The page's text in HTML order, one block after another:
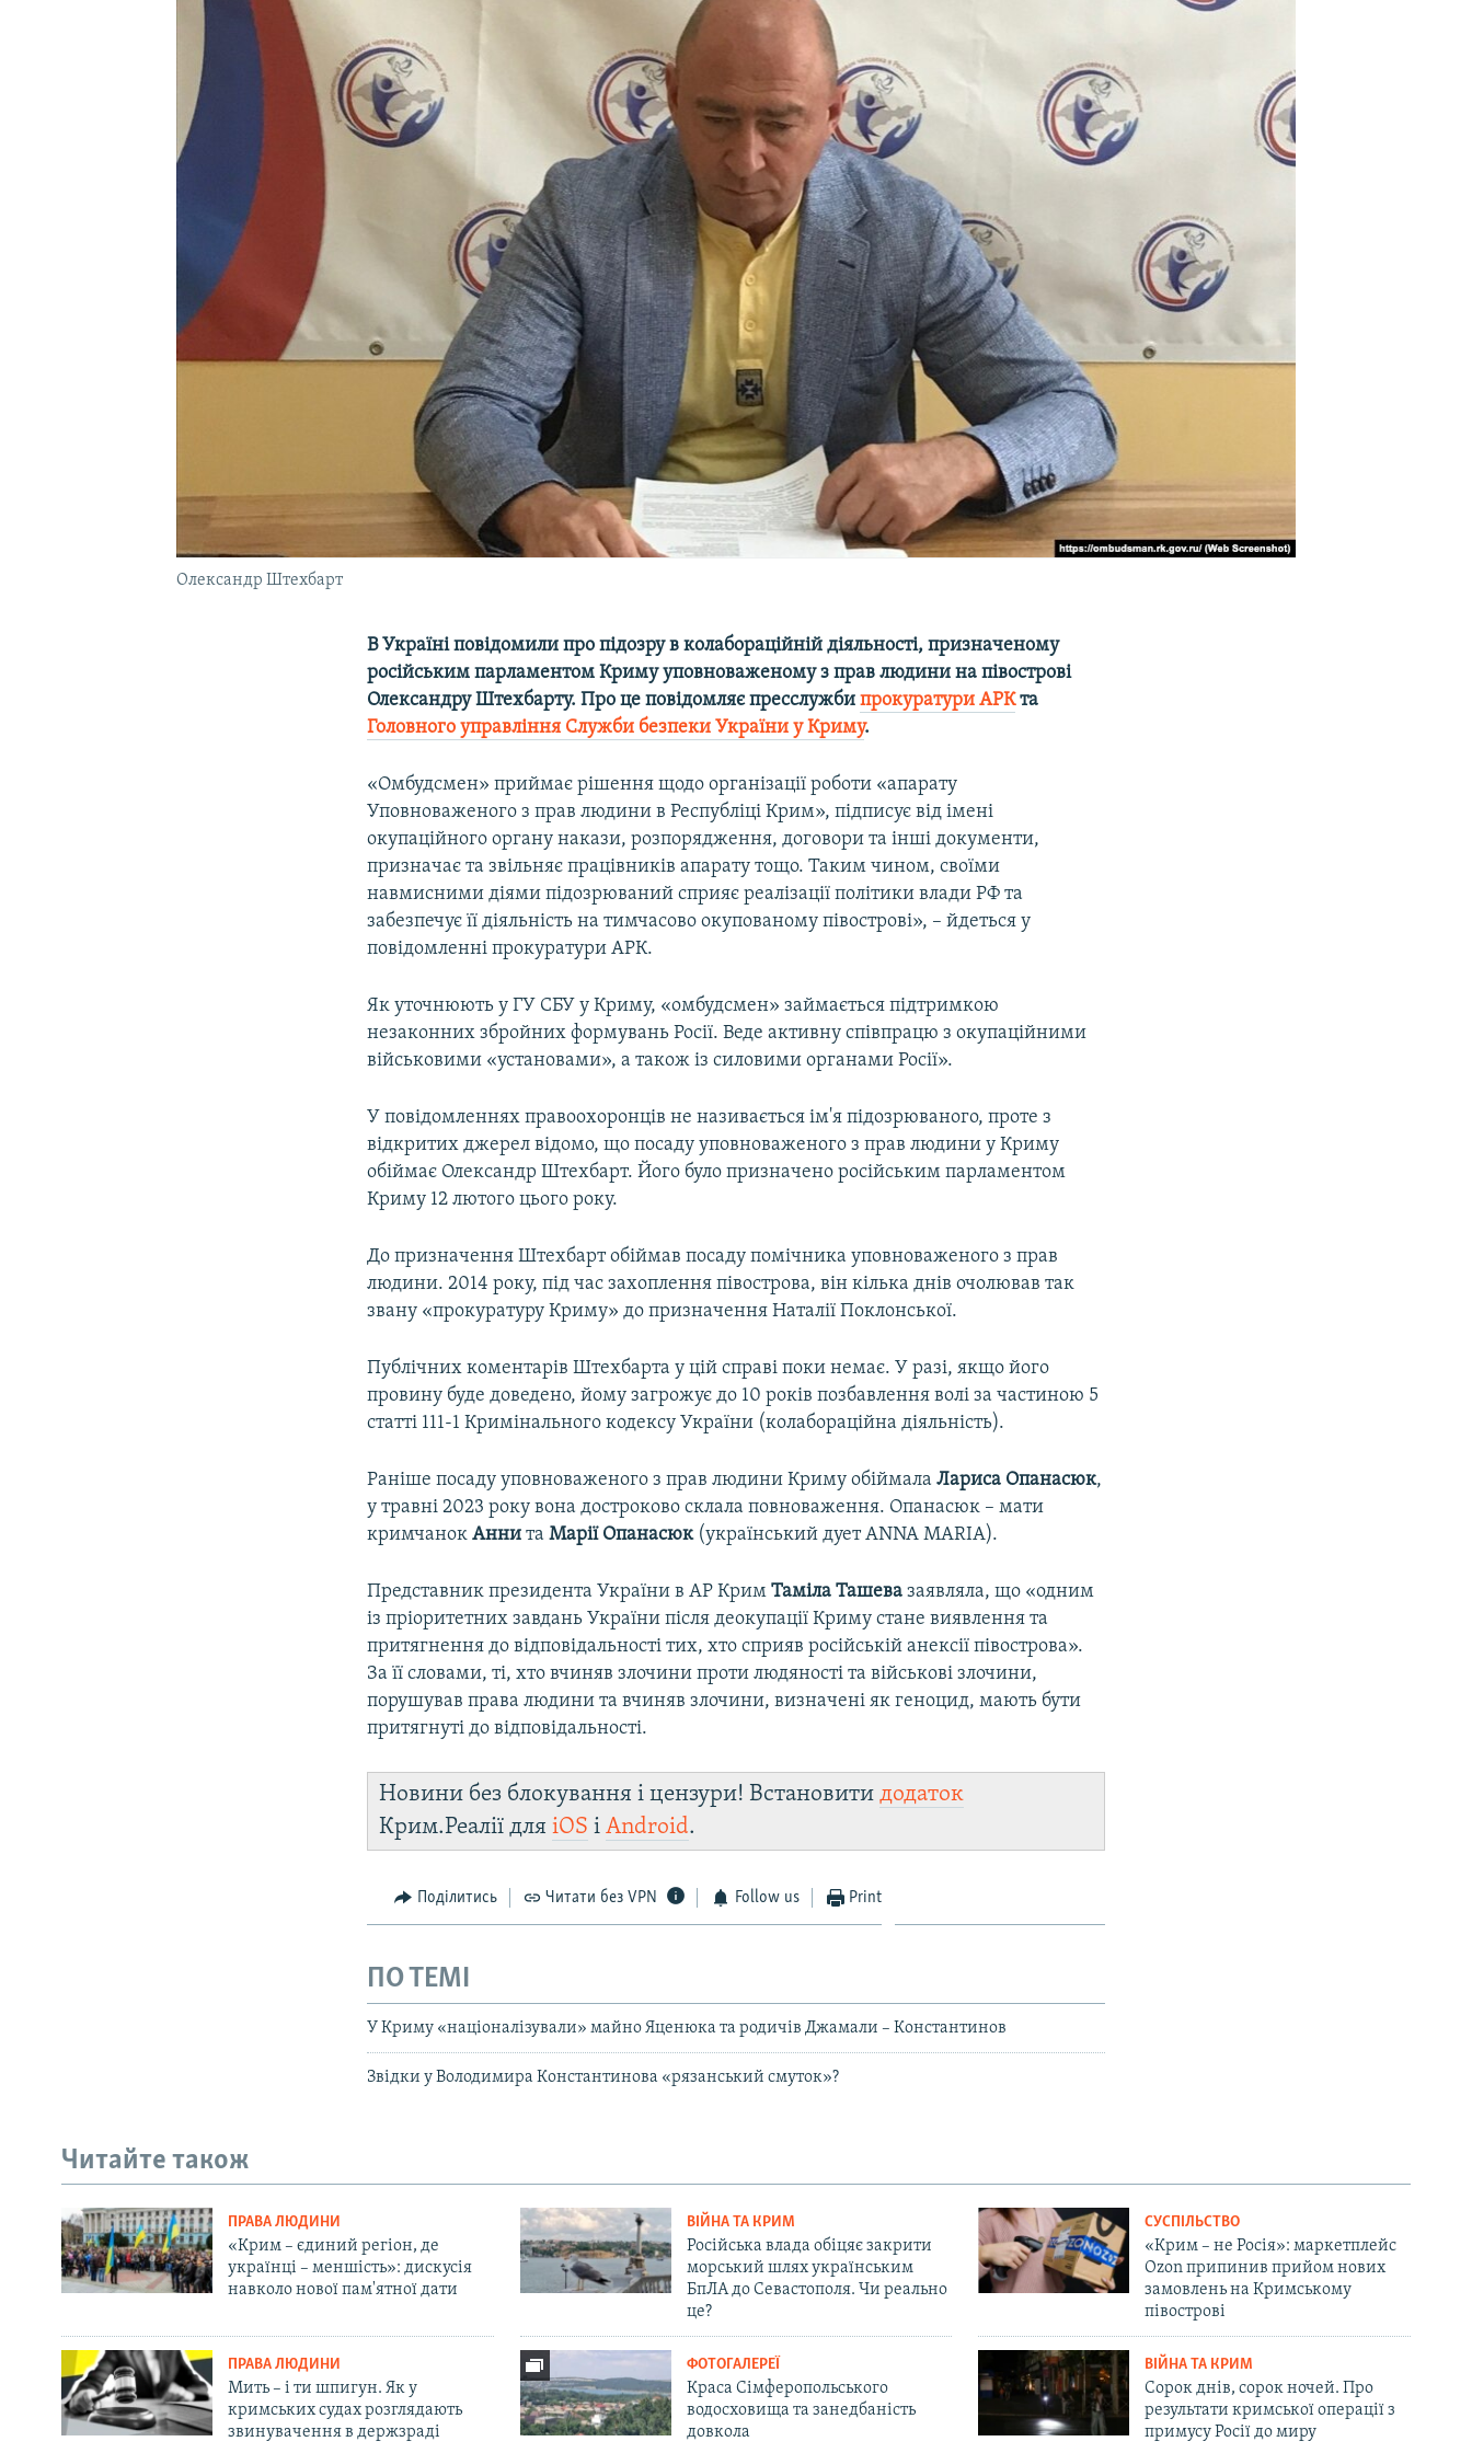
УКРАЇНСЬКА ПРОБЛЕМА КРИМУ
Олександр Штехбарт
В Україні повідомили про підозру в колабораційній діяльності, призначеному
російським парламентом Криму уповноваженому з прав людини на півострові
Олександру Штехбарту. Про це повідомляє пресслужбипрокуратури АРКта
Головного управління Служби безпеки України у Криму.
«Омбудсмен» приймає рішення щодо організації роботи «апарату
Уповноваженого з прав людини в Республіці Крим», підписує від імені
окупаційного органу накази, розпорядження, договори та інші документи,
призначає та звільняє працівників апарату тощо. Таким чином, своїми
навмисними діями підозрюваний сприяє реалізації політики влади РФ та
забезпечує її діяльність на тимчасово окупованому півострові», – йдеться у
повідомленні прокуратури АРК.
Як уточнюють у ГУ СБУ у Криму, «омбудсмен» займається підтримкою
незаконних збройних формувань Росії. Веде активну співпрацю з окупаційними
військовими «установами», а також із силовими органами Росії».
У повідомленнях правоохоронців не називається ім'я підозрюваного, проте з
відкритих джерел відомо, що посаду уповноваженого з прав людини у Криму
обіймає Олександр Штехбарт. Його було призначено російським парламентом
Криму 12 лютого цього року.
До призначення Штехбарт обіймав посаду помічника уповноваженого з прав
людини. 2014 року, під час захоплення півострова, він кілька днів очолював так
звану «прокуратуру Криму» до призначення Наталії Поклонської.
Публічних коментарів Штехбарта у цій справі поки немає. У разі, якщо його
провину буде доведено, йому загрожує до 10 років позбавлення волі за частиною 5
статті 111-1 Кримінального кодексу України (колабораційна діяльність).
Раніше посаду уповноваженого з прав людини Криму обіймалаЛариса Опанасюк,
у травні 2023 року вона достроково склала повноваження. Опанасюк – мати
кримчанокАннита Марії Опанасюк (український дует ANNA MARIA).
Представник президента України в АР КримТаміла Ташева заявляла, що «одним
із пріоритетних завдань України після деокупації Криму стане виявлення та
притягнення до відповідальності тих, хто сприяв російській анексії півострова».
За її словами, ті, хто вчиняв злочини проти людяності та військові злочини,
порушував права людини та вчиняв злочини, визначені як геноцид, мають бути
притягнуті до відповідальності.
Новини без блокування і цензури! Встановитидодаток
Крим.Реалії дляiOS іAndroid.
Поділитись Читати без VPN Follow us Print
ПО ТЕМІ
У Криму «націоналізували» майно Яценюка та родичів Джамали – Константинов
Звідки у Володимира Константинова «рязанський смуток»?
Читайте також
ПРАВА ЛЮДИНИ
«Крим – єдиний регіон, де
українці – меншість»: дискусія
навколо нової пам'ятної дати
ВІЙНА ТА КРИМ
Російська влада обіцяє закрити
морський шлях українським
БпЛА до Севастополя. Чи реально
це?
СУСПІЛЬСТВО
«Крим – не Росія»: маркетплейс
Ozon припинив прийом нових
замовлень на Кримському
півострові
ПРАВА ЛЮДИНИ
Мить – і ти шпигун. Як у
кримських судах розглядають
звинувачення в держзраді
ФОТОГАЛЕРЕЇ
Краса Сімферопольського
водосховища та занедбаність
довкола
ВІЙНА ТА КРИМ
Сорок днів, сорок ночей. Про
результати кримської операції з
примусу Росії до миру